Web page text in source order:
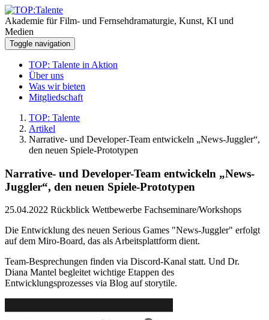
Akademie für Film- und Fernsehdramaturgie, Kunst, KI und
Medien
Toggle navigation
TOP: Talente in Aktion
Über uns
Was wir bieten
Mitgliedschaft
TOP: Talente
Artikel
Narrative- und Developer-Team entwickeln „News-Juggler“,
den neuen Spiele-Prototypen
Narrative- und Developer-Team entwickeln „News-
Juggler“, den neuen Spiele-Prototypen
25.04.2022 Rückblick Wettbewerbe Fachseminare/Workshops
Die Entwicklung des neuen Serious Games "News-Juggler" erfolgt
auf dem Miro-Board, das als Arbeitsplattform dient.
Team-Besprechungen finden via Discord-Kanal statt. Und Dr.
Diana Mantel begleitet wichtige Etappen des
Entwicklungsprozesses via Blog auf storytile.